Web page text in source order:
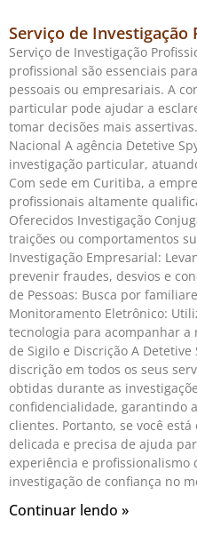
Serviço de Investigação
Serviço de Investigação
profissional são essenciais
pessoais ou empresariais. A
particular pode ajudar a
tomar decisões mais
Nacional A agência Detetive
investigação particular,
Com sede em Curitiba, a
profissionais altamente
Oferecidos Investigação
traições ou comportamentos
Investigação Empresarial:
prevenir fraudes, desvios e
de Pessoas: Busca por
Monitoramento Eletrônico:
tecnologia para acompanhar
de Sigilo e Discrição A
discrição em todos os seus
obtidas durante as
confidencialidade, garantindo
clientes. Portanto, se você
delicada e precisa de ajuda
experiência e profissionalismo
investigação de confiança no
Continuar lendo »